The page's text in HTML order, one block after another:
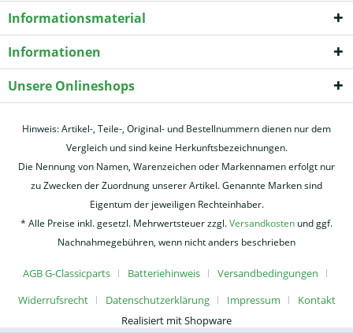
Informationsmaterial
Informationen
Unsere Onlineshops
Hinweis: Artikel-, Teile-, Original- und Bestellnummern dienen nur dem
Vergleich und sind keine Herkunftsbezeichnungen.
Die Nennung von Namen, Warenzeichen oder Markennamen erfolgt nur
zu Zwecken der Zuordnung unserer Artikel. Genannte Marken sind
Eigentum der jeweiligen Rechteinhaber.
* Alle Preise inkl. gesetzl. Mehrwertsteuer zzgl.Versandkosten und ggf.
Nachnahmegebühren, wenn nicht anders beschrieben
AGB G-Classicparts Batteriehinweis
Versandbedingungen
Widerrufsrecht
Datenschutzerklärung Impressum
Kontakt
Realisiert mit Shopware